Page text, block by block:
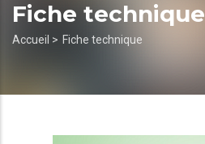
Fiche technique
Fil
Accueil > Fiche technique